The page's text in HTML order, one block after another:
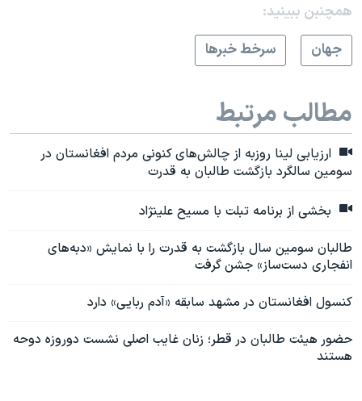
همچنبن ببینید:
جهان
سرخط خبرها
مطالب مرتبط
ارزیابی لینا روزبه از چالش‌های کنونی مردم افغانستان در
سومین سالگرد بازگشت طالبان به قدرت
بخشی از برنامه تبلت با مسیح علینژاد
طالبان سومین سال بازگشت به قدرت را با نمایش «دبه‌های
انفجاری دست‌ساز» جشن گرفت
کنسول افغانستان در مشهد سابقه «آدم ربایی» دارد
حضور هیئت طالبان در قطر؛ زنان غایب اصلی نشست دوروزه دوحه
هستند